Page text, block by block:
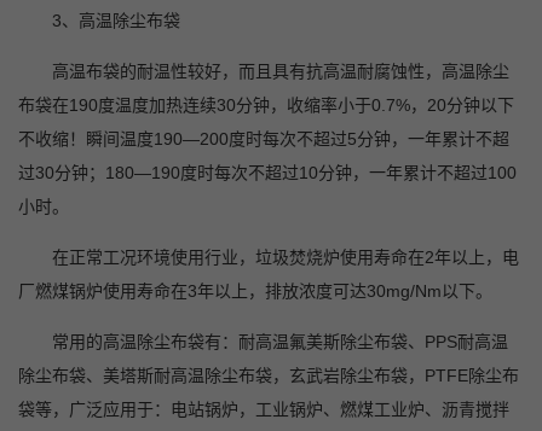
3、高温除尘布袋
高温布袋的耐温性较好，而且具有抗高温耐腐蚀性，高温除尘
布袋在190度温度加热连续30分钟，收缩率小于0.7%，20分钟以下
不收缩！瞬间温度190—200度时每次不超过5分钟，一年累计不超
过30分钟；180—190度时每次不超过10分钟，一年累计不超过100
小时。
在正常工况环境使用行业，垃圾焚烧炉使用寿命在2年以上，电
厂燃煤锅炉使用寿命在3年以上，排放浓度可达30mg/Nm以下。
常用的高温除尘布袋有：耐高温氟美斯除尘布袋、PPS耐高温
除尘布袋、美塔斯耐高温除尘布袋，玄武岩除尘布袋，PTFE除尘布
袋等，广泛应用于：电站锅炉，工业锅炉、燃煤工业炉、沥青搅拌